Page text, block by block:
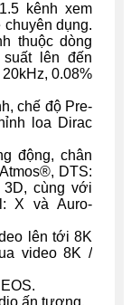
kênh xem
dụng.
thuộc dòng
lên đến
0.08%
chế độ Pre-
loa Dirac
động, chân
DTS:
3D, cùng với
X và Auro-
lên tới 8K
video 8K /